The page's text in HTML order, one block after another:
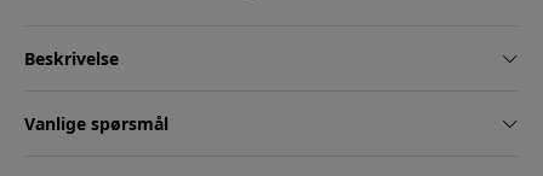
Beskrivelse
Vanlige spørsmål